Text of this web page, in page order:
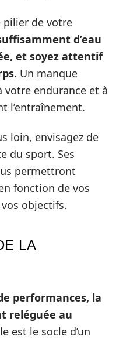
pilier de votre
d’eau
et soyez attentif
Un manque
votre endurance et à
l’entraînement.
loin, envisagez de
du sport. Ses
permettront
fonction de vos
objectifs.
LA
performances, la
reléguée au
est le socle d’un